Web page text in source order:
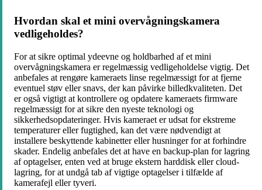
Hvordan skal et mini overvågningskamera
vedligeholdes?
For at sikre optimal ydeevne og holdbarhed af et mini
overvågningskamera er regelmæssig vedligeholdelse vigtig. Det
anbefales at rengøre kameraets linse regelmæssigt for at fjerne
eventuel støv eller snavs, der kan påvirke billedkvaliteten. Det
er også vigtigt at kontrollere og opdatere kameraets firmware
regelmæssigt for at sikre den nyeste teknologi og
sikkerhedsopdateringer. Hvis kameraet er udsat for ekstreme
temperaturer eller fugtighed, kan det være nødvendigt at
installere beskyttende kabinetter eller husninger for at forhindre
skader. Endelig anbefales det at have en backup-plan for lagring
af optagelser, enten ved at bruge ekstern harddisk eller cloud-
lagring, for at undgå tab af vigtige optagelser i tilfælde af
kamerafejl eller tyveri.